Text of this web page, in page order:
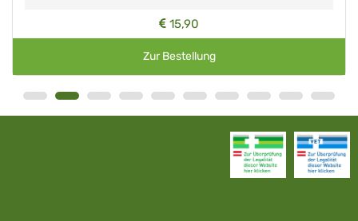
15,90
Zur Bestellung